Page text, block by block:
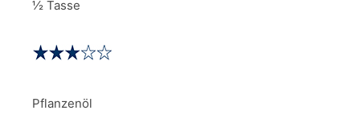
½ Tasse
Pflanzenöl